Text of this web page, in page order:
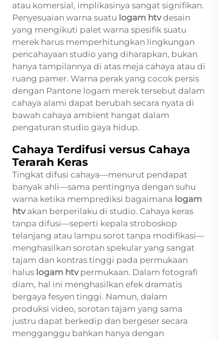
atau komersial, implikasinya sangat signifikan.
Penyesuaian warna suatu logam htvdesain
yang mengikuti palet warna spesifik suatu
merek harus memperhitungkan lingkungan
pencahayaan studio yang diharapkan, bukan
hanya tampilannya di atas meja cahaya atau di
ruang pamer. Warna perak yang cocok persis
dengan Pantone logam merek tersebut dalam
cahaya alami dapat berubah secara nyata di
bawah cahaya ambient hangat dalam
pengaturan studio gaya hidup.
Cahaya Terdifusi versus Cahaya
Terarah Keras
Tingkat difusi cahaya—menurut pendapat
banyak ahli—sama pentingnya dengan suhu
warna ketika memprediksi bagaimana logam
htv akan berperilaku di studio. Cahaya keras
tanpa difusi—seperti kepala stroboskop
telanjang atau lampu sorot tanpa modifikasi—
menghasilkan sorotan spekular yang sangat
tajam dan kontras tinggi pada permukaan
halus logam htv permukaan. Dalam fotografi
diam, hal ini menghasilkan efek dramatis
bergaya fesyen tinggi. Namun, dalam
produksi video, sorotan tajam yang sama
justru dapat berkedip dan bergeser secara
mengganggu bahkan hanya dengan